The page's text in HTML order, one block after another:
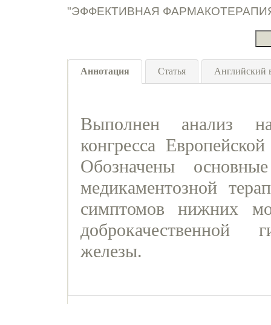
"ЭФФЕКТИВНАЯ ФАРМАКОТЕРАПИЯ.
Аннотация Статья Английский
Выполнен анализ
конгресса
Обозначены
медикаментозной
симптомов нижних
доброкачественной
железы.